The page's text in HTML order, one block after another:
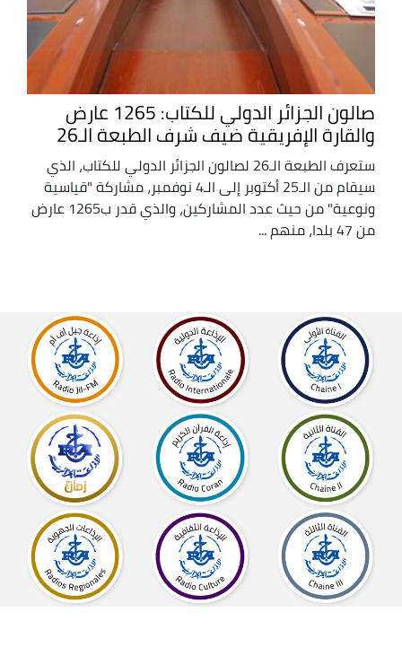
صالون الجزائر الدولي للكتاب: 1265 عارض
والقارة الإفريقية ضيف شرف الطبعة الـ26
ستعرف الطبعة الـ26 لصالون الجزائر الدولي للكتاب، الذي
سيقام من الـ25 أكتوبر إلى الـ4 نوفمبر، مشاركة "قياسية
ونوعية" من حيث عدد المشاركين، والذي قدر ب1265 عارض
من 47 بلدا، منهم ...